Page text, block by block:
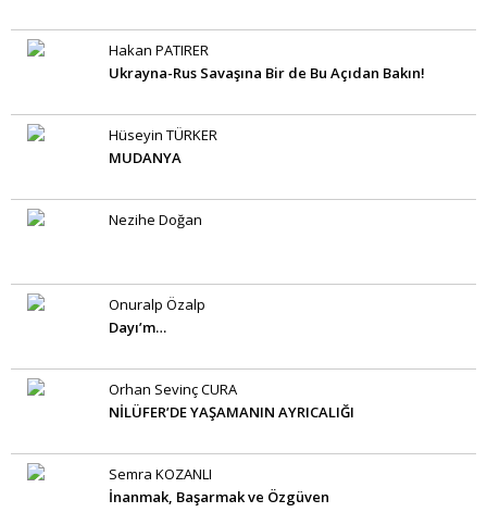
Hakan PATIRER
Ukrayna-Rus Savaşına Bir de Bu Açıdan Bakın!
Hüseyin TÜRKER
MUDANYA
Nezihe Doğan
Onuralp Özalp
Dayı’m…
Orhan Sevinç CURA
NİLÜFER’DE YAŞAMANIN AYRICALIĞI
Semra KOZANLI
İnanmak, Başarmak ve Özgüven